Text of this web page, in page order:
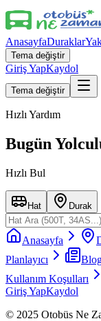
AnasayfaDuraklar
Tema değiştir
Giriş YapKaydol
Tema değiştir
Hızlı Yardım
Bugün
Hızlı Bul
Hat Durak
Anasayfa
Planlayıcı
Kullanım Koşulları
Giriş YapKaydol
© 2025 Otobüs Ne